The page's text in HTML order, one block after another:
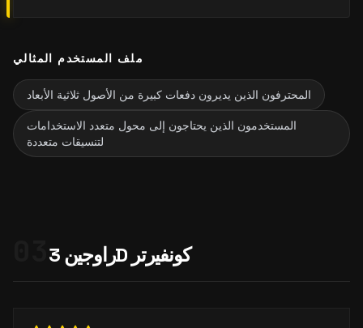
ملف المستخدم المثالي
المحترفون الذين يديرون دفعات كبيرة من الأصول ثلاثية الأبعاد
المستخدمون الذين يحتاجون إلى محول متعدد الاستخدامات
لتنسيقات متعددة
راوجين 3D كونفيرتر